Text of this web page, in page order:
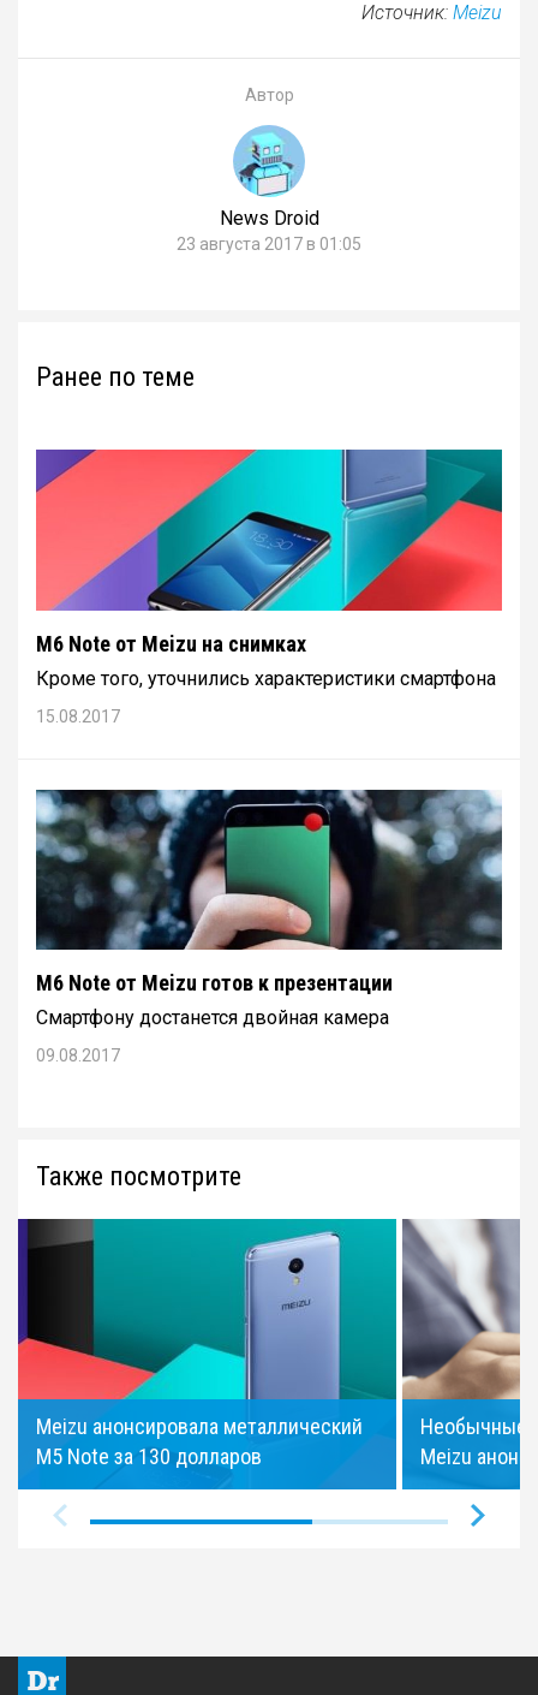
Источник: Meizu
Автор
News Droid
23 августа 2017 в 01:05
Ранее по теме
M6 Note от Meizu на снимках
Кроме того, уточнились характеристики смартфона
15.08.2017
M6 Note от Meizu готов к презентации
Смартфону достанется двойная камера
09.08.2017
Также посмотрите
Meizu анонсировала металлический
M5 Note за 130 долларов
Необычные
Meizu